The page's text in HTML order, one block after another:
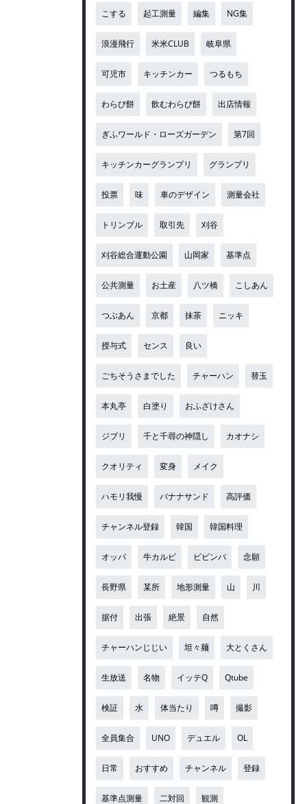
こする 起工測量 編集 NG集
浪漫飛行 米米CLUB 岐阜県
可児市 キッチンカー つるもち
わらび餅 飲むわらび餅 出店情報
ぎふワールド・ローズガーデン 第7回
キッチンカーグランプリ グランプリ
投票 味 車のデザイン 測量会社
トリンブル 取引先 刈谷
刈谷総合運動公園 山岡家 基準点
公共測量 お土産 八ツ橋 こしあん
つぶあん 京都 抹茶 ニッキ
授与式 センス 良い
ごちそうさまでした チャーハン 替玉
本丸亭 白塗り おふざけさん
ジブリ 千と千尋の神隠し カオナシ
クオリティ 変身 メイク
ハモリ我慢 バナナサンド 高評価
チャンネル登録 韓国 韓国料理
オッパ 牛カルビ ビビンバ 念願
長野県 某所 地形測量 山 川
据付 出張 絶景 自然
チャーハンじじい 坦々麺 大とくさん
生放送 名物 イッテQ Qtube
検証 水 体当たり 噂 撮影
全員集合 UNO デュエル OL
日常 おすすめ チャンネル 登録
基準点測量 二対回 観測